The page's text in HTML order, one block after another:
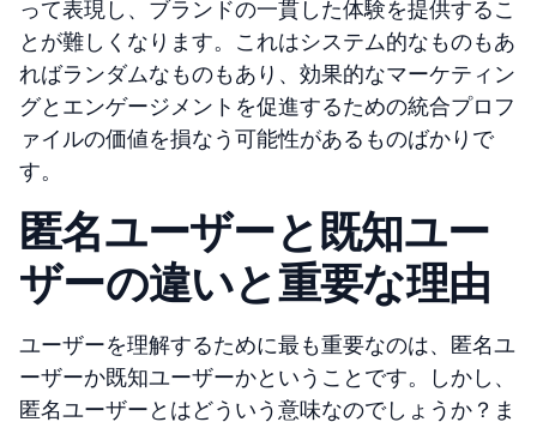
って表現し、ブランドの一貫した体験を提供するこ
とが難しくなります。これはシステム的なものもあ
ればランダムなものもあり、効果的なマーケティン
グとエンゲージメントを促進するための統合プロフ
ァイルの価値を損なう可能性があるものばかりで
す。
匿名ユーザーと既知ユー
ザーの違いと重要な理由
ユーザーを理解するために最も重要なのは、匿名ユ
ーザーか既知ユーザーかということです。しかし、
匿名ユーザーとはどういう意味なのでしょうか？ま